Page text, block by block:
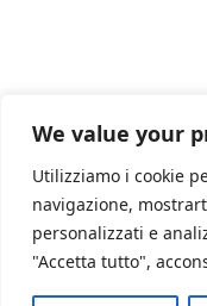
We value your
Utilizziamo i cookie
navigazione,
personalizzati e
"Accetta tutto",